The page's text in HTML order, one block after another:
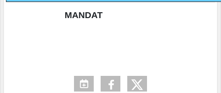
MANDAT